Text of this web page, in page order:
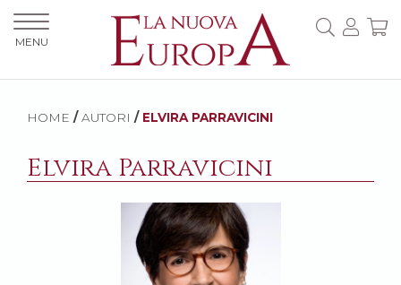
HOME / AUTORI / ELVIRA PARRAVICINI
Elvira Parravicini
MENU